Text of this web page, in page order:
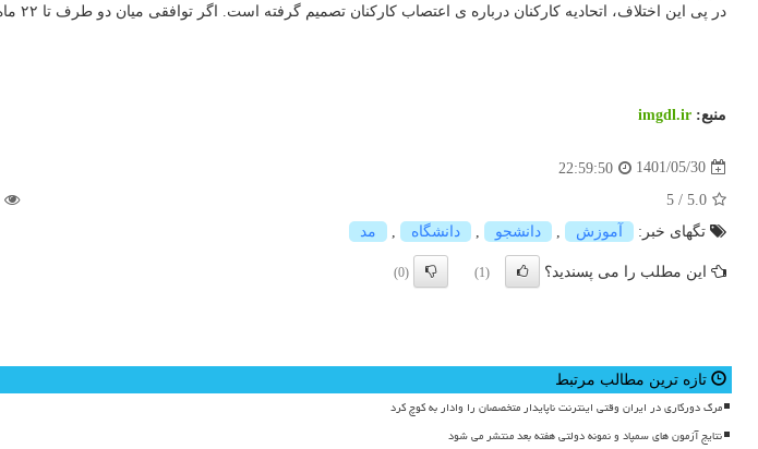
در پی این اختلاف، اتحادیه کارکنان درباره ی اعتصاب کارکنان تصمیم گرفته است. اگر توافقی میان دو طرف تا ۲۲ ماه آگوست، زمان بازگشت دانشجویان به دانشگاه صورت نگیرد؛ مدت زمان اعتصاب بیشتر می شود.
منبع: imgdl.ir
1401/05/30
22:59:50
5.0
/
5
تگهای خبر:
آموزش , دانشجو , دانشگاه , مد
این مطلب را می پسندید؟ (1)
(0)
تازه ترین مطالب مرتبط
مرگ دورکاری در ایران وقتی اینترنت ناپایدار متخصصان را وادار به کوچ کرد
نتایج آزمون های سمپاد و نمونه دولتی هفته بعد منتشر می شود